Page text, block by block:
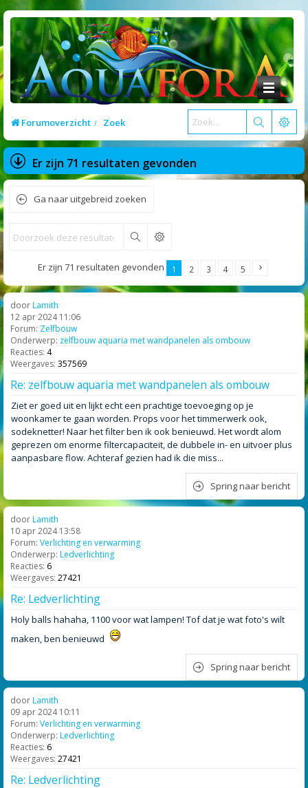
Forumoverzicht Zoek
Er zijn 71 resultaten gevonden
Ga naar uitgebreid zoeken
Zoek
Er zijn 71 resultaten gevonden 1 2 3 4 5
doorLamith
12 apr 2024 11:06
Forum: Zelfbouw
Onderwerp: zelfbouw aquaria met wandpanelen als ombouw
Reacties: 4
Weergaves: 357569
Re: zelfbouw aquaria met wandpanelen als ombouw
Ziet er goed uit en lijkt echt een prachtige toevoeging op je
woonkamer te gaan worden. Props voor het timmerwerk ook,
sodeknetter! Naar het filter ben ik ook benieuwd. Het wordt alom
geprezen om enorme filtercapaciteit, de dubbele in- en uitvoer plus
aanpasbare flow. Achteraf gezien had ik die miss...
Spring naar bericht
doorLamith
10 apr 2024 13:58
Forum: Verlichting en verwarming
Onderwerp: Ledverlichting
Reacties: 6
Weergaves: 27421
Re: Ledverlichting
Holy balls hahaha, 1100 voor wat lampen! Tof dat je wat foto's wilt
maken, ben benieuwd
Spring naar bericht
doorLamith
09 apr 2024 10:11
Forum: Verlichting en verwarming
Onderwerp: Ledverlichting
Reacties: 6
Weergaves: 27421
Re: Ledverlichting